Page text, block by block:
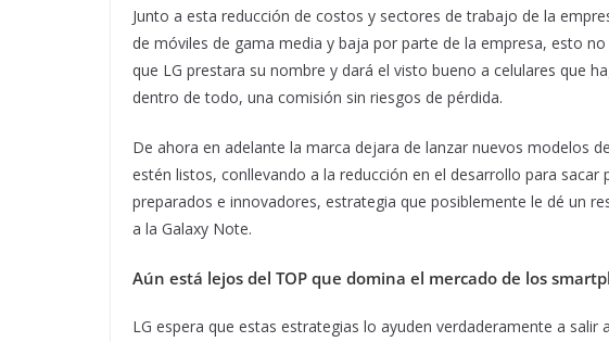
Junto a esta reducción de costos y sectores de trabajo de la
de móviles de gama media y baja por parte de la empresa, esto
que LG prestara su nombre y dará el visto bueno a celulares que
dentro de todo, una comisión sin riesgos de pérdida.
De ahora en adelante la marca dejara de lanzar nuevos modelos
estén listos, conllevando a la reducción en el desarrollo para
preparados e innovadores, estrategia que posiblemente le dé un
a la Galaxy Note.
Aún está lejos del TOP que domina el mercado de los
LG espera que estas estrategias lo ayuden verdaderamente a salir